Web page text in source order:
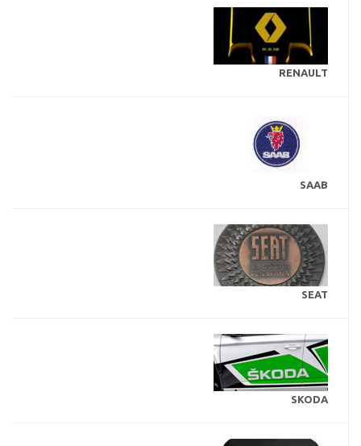
RENAULT
SAAB
SEAT
SKODA